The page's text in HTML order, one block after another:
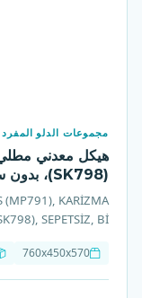
مجموعات الدلو المفرد
(SK798)، بدون سلة، بعجلات معدنية ذات بلي
(MP791), KARİZMA
SEPETSİZ, Bİ...
760x450x570